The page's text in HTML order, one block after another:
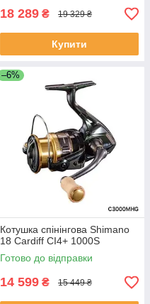
18 289 ₴ 19 329 ₴
Купити
–6%
Котушка спінінгова Shimano
18 Cardiff CI4+ 1000S
Готово до відправки
14 599 ₴ 15 449 ₴